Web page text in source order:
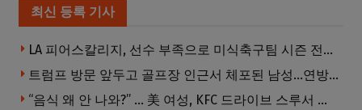
최신 등록 기사
LA 피어스칼리지, 선수 부족으로 미식축구팀 시즌 전격 중단
트럼프 방문 앞두고 골프장 인근서 체포된 남성…연방 총기 혐의 적용
“음식 왜 안 나와?” … 美 여성, KFC 드라이브 스루서 소총 위협